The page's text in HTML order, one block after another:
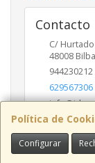
Política de
Configurar
Contacto
C/
48008
944230212
629567306
Horario